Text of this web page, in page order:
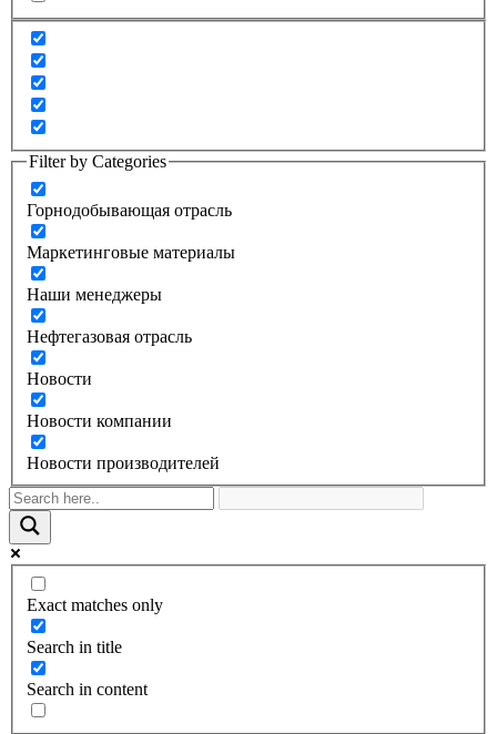
Filter by Categories
Горнодобывающая отрасль
Маркетинговые материалы
Наши менеджеры
Нефтегазовая отрасль
Новости
Новости компании
Новости производителей
Exact matches only
Search in title
Search in content